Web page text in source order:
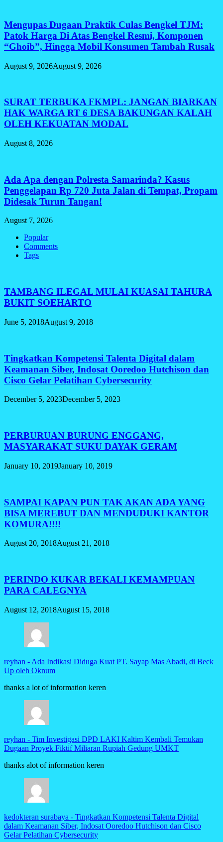
Mengupas Dugaan Praktik Culas Bengkel TJM:
Patok Harga Di Atas Bengkel Resmi, Komponen
“Ghoib”, Hingga Mobil Konsumen Tambah Rusak
August 9, 2026August 9, 2026
SURAT TERBUKA FKMPL: JANGAN BIARKAN
HAK WARGA RT 6 DESA BAKUNGAN KALAH
OLEH KEKUATAN MODAL
August 8, 2026
Ada Apa dengan Polresta Samarinda? Kasus
Penggelapan Rp 720 Juta Jalan di Tempat, Propam
Didesak Turun Tangan!
August 7, 2026
Popular
Comments
Tags
TAMBANG ILEGAL MULAI KUASAI TAHURA
BUKIT SOEHARTO
June 5, 2018August 9, 2018
Tingkatkan Kompetensi Talenta Digital dalam
Keamanan Siber, Indosat Ooredoo Hutchison dan
Cisco Gelar Pelatihan Cybersecurity
December 5, 2023December 5, 2023
PERBURUAN BURUNG ENGGANG,
MASYARAKAT SUKU DAYAK GERAM
January 10, 2019January 10, 2019
SAMPAI KAPAN PUN TAK AKAN ADA YANG
BISA MEREBUT DAN MENDUDUKI KANTOR
KOMURA!!!!
August 20, 2018August 21, 2018
PERINDO KUKAR BEKALI KEMAMPUAN
PARA CALEGNYA
August 12, 2018August 15, 2018
reyhan - Ada Indikasi Diduga Kuat PT. Sayap Mas Abadi, di Beck
Up oleh Oknum
thanks a lot of information keren
reyhan - Tim Investigasi DPD LAKI Kaltim Kembali Temukan
Dugaan Proyek Fiktif Miliaran Rupiah Gedung UMKT
thanks alot of information keren
kedokteran surabaya - Tingkatkan Kompetensi Talenta Digital
dalam Keamanan Siber, Indosat Ooredoo Hutchison dan Cisco
Gelar Pelatihan Cybersecurity